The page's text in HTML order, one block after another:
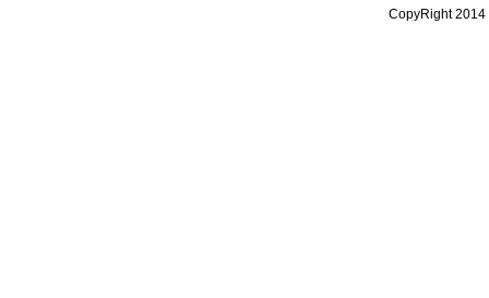
CopyRight 2014